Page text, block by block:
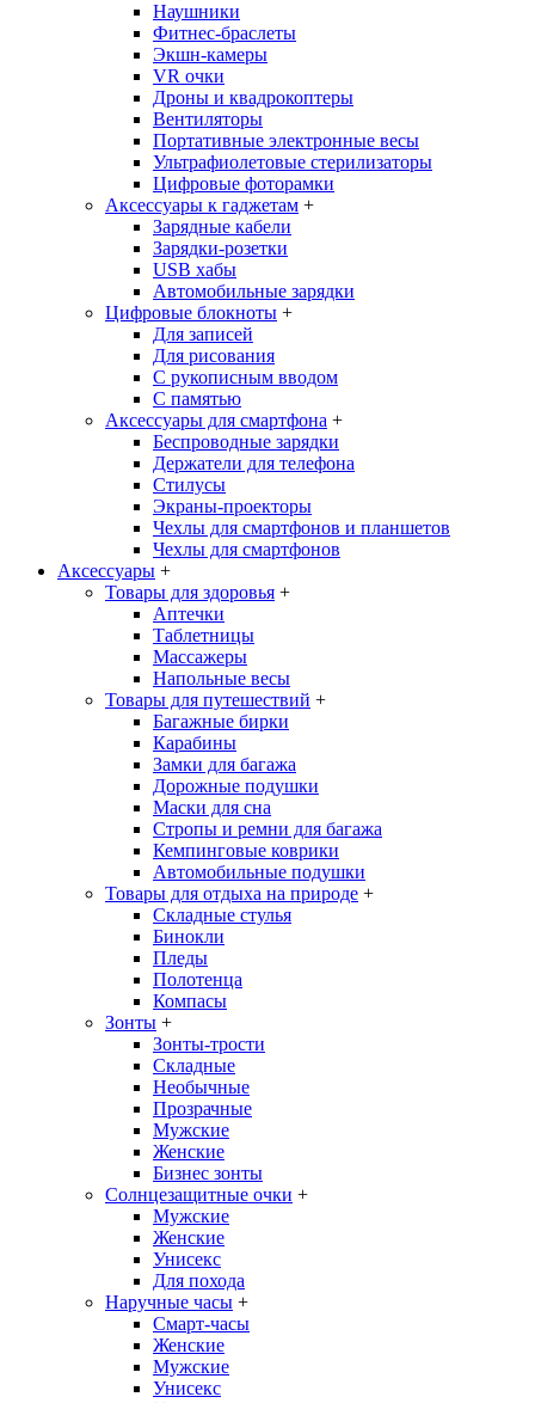
Наушники
Фитнес-браслеты
Экшн-камеры
VR очки
Дроны и квадрокоптеры
Вентиляторы
Портативные электронные весы
Ультрафиолетовые стерилизаторы
Цифровые фоторамки
Аксессуары к гаджетам +
Зарядные кабели
Зарядки-розетки
USB хабы
Автомобильные зарядки
Цифровые блокноты +
Для записей
Для рисования
С рукописным вводом
С памятью
Аксессуары для смартфона +
Беспроводные зарядки
Держатели для телефона
Стилусы
Экраны-проекторы
Чехлы для смартфонов и планшетов
Чехлы для смартфонов
Аксессуары +
Товары для здоровья +
Аптечки
Таблетницы
Массажеры
Напольные весы
Товары для путешествий +
Багажные бирки
Карабины
Замки для багажа
Дорожные подушки
Маски для сна
Стропы и ремни для багажа
Кемпинговые коврики
Автомобильные подушки
Товары для отдыха на природе +
Складные стулья
Бинокли
Пледы
Полотенца
Компасы
Зонты +
Зонты-трости
Складные
Необычные
Прозрачные
Мужские
Женские
Бизнес зонты
Солнцезащитные очки +
Мужские
Женские
Унисекс
Для похода
Наручные часы +
Смарт-часы
Женские
Мужские
Унисекс